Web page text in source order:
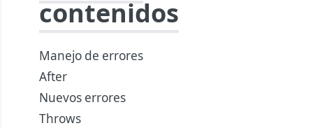
contenidos
Manejo de errores
After
Nuevos errores
Throws